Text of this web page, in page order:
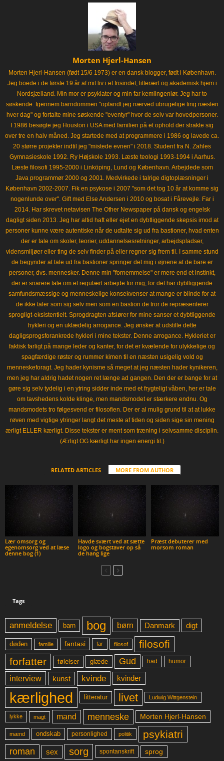
Morten Hjerl-Hansen
Morten Hjerl-Hansen (født 15/6 1973) er en dansk blogger, født i København.
Jeg boede i de første 19 år af mit liv i et frisindet, litterært og akademisk hjem i
Nordsjælland. Min mor er psykiater og min far kemiingeniør. Jeg har to
søskende. Igennem barndommen "opfandt jeg nærved ubrugelige ting næsten
hver dag" og fortalte mine søskende "eventyr" hvor de selv var hovedpersoner.
I 1986 besøgte jeg Houston i USA med familien på et ophold der strakte sig
over tre en halv måned. Jeg startede med at programmere i 1986 og lavede ca.
20 større projekter indtil jeg "mistede evnen" i 2018. Student fra N. Zahles
Gymnasieskole 1992. Ry Højskole 1993. Læste teologi 1993-1994 i Aarhus.
Læste filosofi 1995-2000 i Linköping, Lund og København. Arbejdede som
Java programmør 2000 og 2001. Medvirkede i talrige digtoplæsninger i
København 2002-2007. Fik en psykose i 2007 "som det tog 10 år at komme sig
nogenlunde over". Gift med Else Andersen i 2010 og bosat i Fårevejle. Far i
2014. Har skrevet netavisen The Other Newspaper på dansk og engelsk
dagligt siden 2013. Jeg har altid haft eller ejet en dybtliggende skepsis imod at
personer kunne være autentiske når de udtalte sig ud fra bastioner, hvad enten
der er tale om skoler, teorier, uddannelsesretninger, arbejdspladser,
vidensmiljøer eller ting de selv finder på eller regner sig frem til. I samme stund
de begynder at tale ud fra bastioner springer det mig i øjnene at de bare er
personer, dvs. mennesker. Denne min "fornemmelse" er mere end et instinkt,
der er snarere tale om et regulært arbejde for mig, for det har dybtliggende
samfundsmæssige og menneskelige konsekvenser at mange er blinde for at
de ikke taler som sig selv men som en bastion de tror de repræsenterer
sprogligt-eksistentielt. Sprogdragten afslører for mine sanser et dybtliggende
hykleri og en uklædelig arrogance. Jeg ønsker at udstille dette
dagligsprogsforankrede hykleri i mine tekster. Denne arrogance. Hykleriet er
faktisk farligt på mange leder og kanter, for det er kvælende for ulykkelige og
spagfærdige røster og rummer kimen til en næsten usigelig vold og
menneskeforagt. Jeg hader kynisme så meget at jeg næsten hader kynikeren,
men jeg har aldrig hadet nogen ret længe ad gangen. Den der er bange for at
gøre sig selv tydelig i en ytring sidder inde med et frygteligt våben, her er tale
om tavshedens kolde klinge, men mandsmodet er stærkere endnu. Og
mandsmodets tro følgesvend er filosofien. Der er al mulig grund til at at lukke
røven med vigtige ytringer langt det meste af tiden og siden sige sin mening
ærligt ELLER kærligt. Disse tekster er ment som træning i selvsamme disciplin.
(Ærligt OG kærligt har ingen energi til.)
RELATED ARTICLES MORE FROM AUTHOR
Lær omsorg og
egenomsorg ved at læse
denne bog (1)
Havde svært ved at sætte
logo og bogstaver op så
de hang lige
Præst debuterer med
morsom roman
Tags
anmeldelse barn bog børn Danmark digt
døden familie fantasi far filosof
filosofi
forfatter
følelser glæde Gud had humor
interview kunst kvinde kvinder
kærlighed litteratur livet Ludwig Wittgenstein
lykke magt mand menneske Morten Hjerl-Hansen
mænd ondskab personlighed politik psykiatri
roman sex sorg spontanskrift sprog